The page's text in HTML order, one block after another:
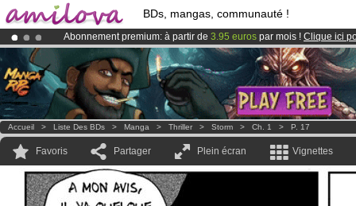
BDs, mangas, communauté !
Abonnement premium: à partir de 3.95 euros par mois ! Clique ici
LeKickstarter Amilova est désormais lancé!.
Déjà 134393membreset 1208BDs & Mangas!
Accueil > Liste Des BDs > Manga > Thriller > Storm > Ch. 1 > P. 17
Favoris Partager Plein écran Vignettes